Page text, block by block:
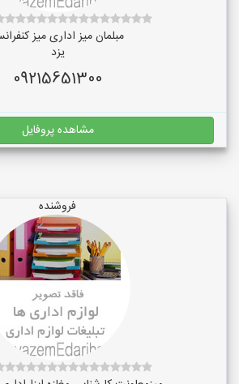
مبلمان میز اداری میز
یزد
09215651300
مشاهده پروفایل
فروشنده